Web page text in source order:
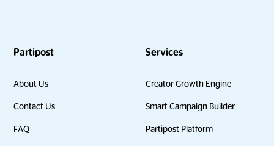
Partipost
About Us
Contact Us
FAQ
Services
Creator Growth Engine
Smart Campaign Builder
Partipost Platform